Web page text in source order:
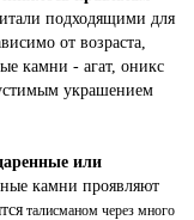
подходящими для
от возраста,
камни - агат, оникс
украшением
или
камни проявляют
талисманом через много